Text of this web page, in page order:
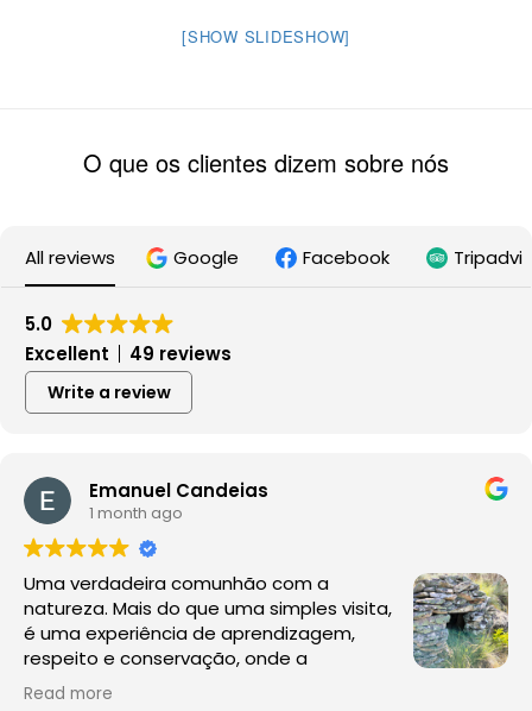
[SHOW SLIDESHOW]
O que os clientes dizem sobre nós
All reviews Google Facebook
5.0
Excellent
49 reviews
Write a review
Emanuel Candeias
1 month ago
Uma verdadeira comunhão com a
natureza. Mais do que uma simples visita,
é uma experiência de aprendizagem,
respeito e conservação, onde a
observação da fauna e da flora acontece
Read more